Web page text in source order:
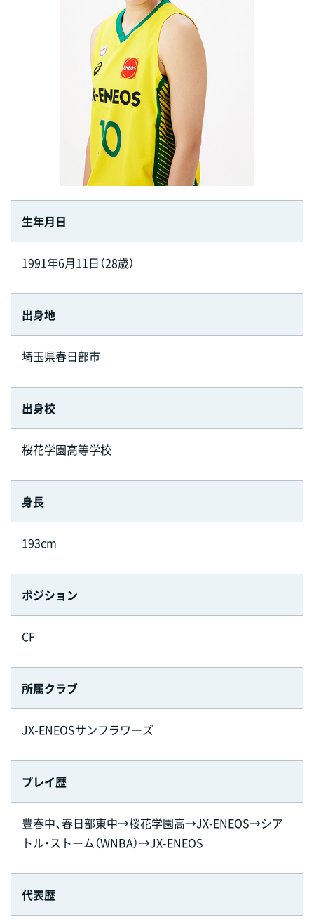
生年月日
1991年6月11日（28歳）
出身地
埼玉県春日部市
出身校
桜花学園高等学校
身長
193cm
ポジション
CF
所属クラブ
JX-ENEOSサンフラワーズ
プレイ歴
豊春中、春日部東中→桜花学園高→JX-ENEOS→シア
トル・ストーム（WNBA）→JX-ENEOS
代表歴